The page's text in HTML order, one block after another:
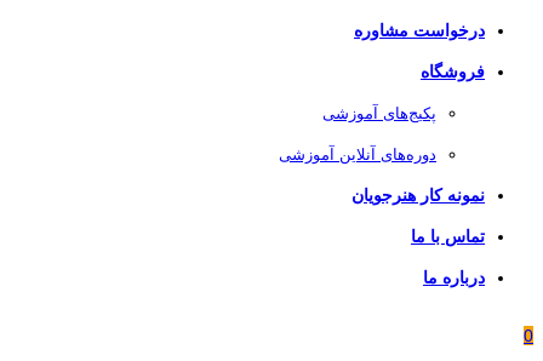
درخواست مشاوره
فروشگاه
پکیج‌های آموزشی
دوره‌های آنلاین آموزشی
نمونه کار هنرجویان
تماس با ما
درباره ما
0